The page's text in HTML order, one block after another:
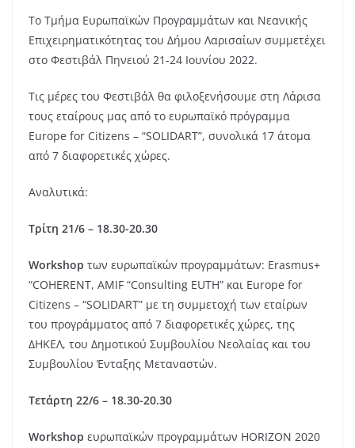
Το Τμήμα Ευρωπαϊκών Προγραμμάτων και Νεανικής
Επιχειρηματικότητας του Δήμου Λαρισαίων συμμετέχει
στο Φεστιβάλ Πηνειού 21-24 Ιουνίου 2022.
Τις μέρες του Φεστιβάλ θα φιλοξενήσουμε στη Λάρισα
τους εταίρους μας από το ευρωπαϊκό πρόγραμμα
Europe for Citizens – “SOLIDART”, συνολικά 17 άτομα
από 7 διαφορετικές χώρες.
Αναλυτικά:
Τρίτη 21/6 – 18.30-20.30
Workshop των ευρωπαϊκών προγραμμάτων: Erasmus+
“COHERENT, AMIF “Consulting EUTH” και Europe for
Citizens – “SOLIDART” με τη συμμετοχή των εταίρων
του προγράμματος από 7 διαφορετικές χώρες, της
ΔΗΚΕΛ, του Δημοτικού Συμβουλίου Νεολαίας και του
Συμβουλίου Ένταξης Μεταναστών.
Τετάρτη 22/6 – 18.30-20.30
Workshop ευρωπαϊκών προγραμμάτων HORIZON 2020